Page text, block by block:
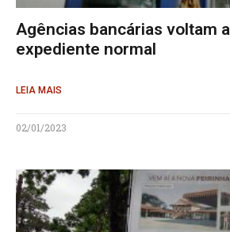
Agências bancárias voltam
expediente normal
LEIA MAIS
02/01/2023